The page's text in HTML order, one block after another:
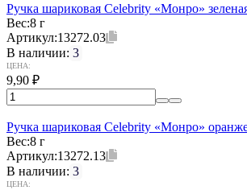
Ручка шариковая Celebrity «Монро»
Вес:8 г
Артикул:13272.03
В наличии: 3
ЦЕНА:
9,90 ₽
Ручка шариковая Celebrity «Монро»
Вес:8 г
Артикул:13272.13
В наличии: 3
ЦЕНА: